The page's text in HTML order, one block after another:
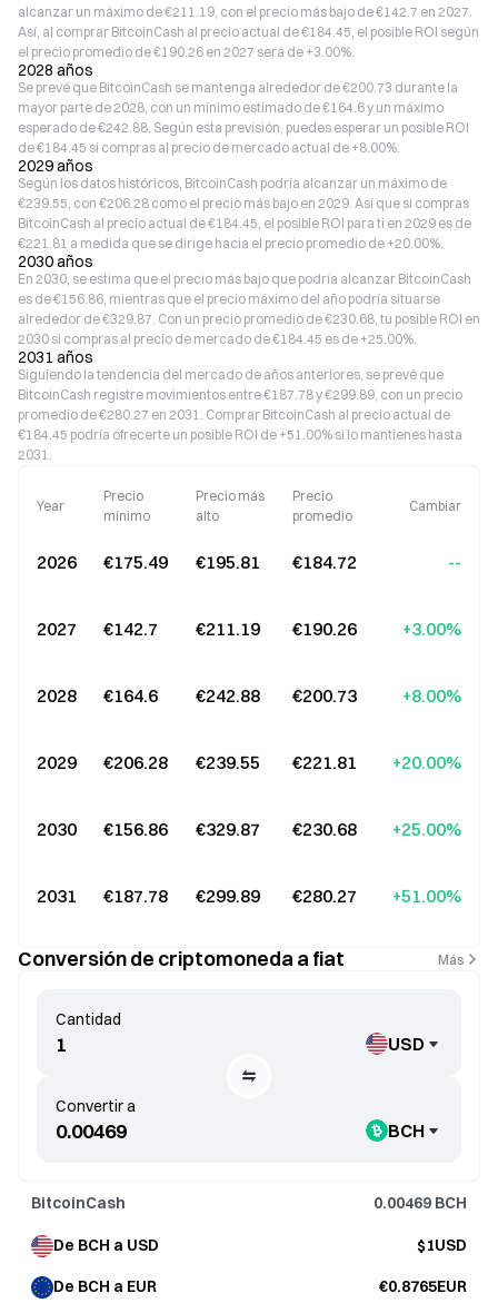
alcanzar un máximo de €211.19, con el precio más bajo de €142.7 en 2027.
Así, al comprar BitcoinCash al precio actual de €184.45, el posible ROI según
el precio promedio de €190.26 en 2027 será de +3.00%.
2028 años
Se prevé que BitcoinCash se mantenga alrededor de €200.73 durante la
mayor parte de 2028, con un mínimo estimado de €164.6 y un máximo
esperado de €242.88. Según esta previsión, puedes esperar un posible ROI
de €184.45 si compras al precio de mercado actual de +8.00%.
2029 años
Según los datos históricos, BitcoinCash podría alcanzar un máximo de
€239.55, con €206.28 como el precio más bajo en 2029. Así que si compras
BitcoinCash al precio actual de €184.45, el posible ROI para ti en 2029 es de
€221.81 a medida que se dirige hacia el precio promedio de +20.00%.
2030 años
En 2030, se estima que el precio más bajo que podría alcanzar BitcoinCash
es de €156.86, mientras que el precio máximo del año podría situarse
alrededor de €329.87. Con un precio promedio de €230.68, tu posible ROI en
2030 si compras al precio de mercado de €184.45 es de +25.00%.
2031 años
Siguiendo la tendencia del mercado de años anteriores, se prevé que
BitcoinCash registre movimientos entre €187.78 y €299.89, con un precio
promedio de €280.27 en 2031. Comprar BitcoinCash al precio actual de
€184.45 podría ofrecerte un posible ROI de +51.00% si lo mantienes hasta
2031.
Year
Precio
mínimo
Precio más
alto
Precio
promedio
Cambiar
2026 €175.49 €195.81 €184.72 --
2027 €142.7 €211.19 €190.26 +3.00%
2028 €164.6 €242.88 €200.73 +8.00%
2029 €206.28 €239.55 €221.81 +20.00%
2030 €156.86 €329.87 €230.68 +25.00%
2031 €187.78 €299.89 €280.27 +51.00%
Conversión de criptomoneda a fiat Más
Convertir a
BCH
Cantidad
USD
BitcoinCash 0.00469 BCH
De BCH a USD $1USD
De BCH a EUR €0.8765EUR